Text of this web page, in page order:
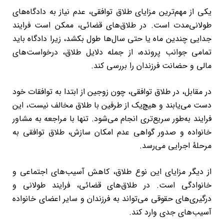
یکی از مهم‌ترین مزایای طلاق توافقی، عدم نیاز به دادگاه‌های
طولانی‌مدت است. در طلاق‌های قضائی، ممکن است فرایند
جدایی چندین ماه یا حتی سال‌ها طول بکشد، زیرا دادگاه باید
تمامی جوانب پرونده، از جمله دلایل طلاق، درخواست‌های
مالی و حضانت فرزندان را بررسی کند.
در مقابل، در طلاق توافقی، چون زوجین از ابتدا به توافقات خود
دست می‌یابند و هیچ‌یک از طرفین با طلاق مخالف نیست، این
فرایند به‌طور سریع‌تری انجام می‌شود. تنها با مراجعه به مشاور
خانواده و صدور گواهی عدم امکان سازش، طلاق توافقی به
مرحلۀ اجرایی می‌رسد.
از دیگر مزایای این نوع طلاق، کاهش آسیب‌های اجتماعی و
خانوادگی است. در طلاق‌های قضائی، فرایند طولانی و
درگیری‌های حقوقی می‌تواند به فرزندان و سایر اعضای خانواده
آسیب‌های جدی وارد کند.